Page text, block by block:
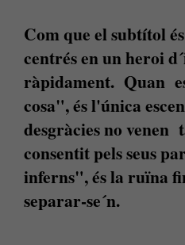
Com que el subtítol
centrés en un heroi
ràpidament. Quan
cosa", és l'única
desgràcies no venen
consentit pels seus
inferns", és la ruïna
separar-se´n.